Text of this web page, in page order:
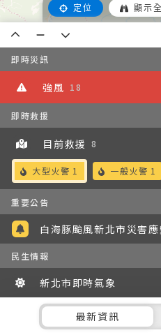
向上 向下
即時災訊
災害強風 18
即時救援
地圖目前救援 8
火警
大型火警 1 火警
一般火警 1
重要公告
重要公告
白海豚颱風新北市災害
民生情報
太陽新北市即時氣象
水情即時水情最新資訊
中心
定位 顯示全
顯示